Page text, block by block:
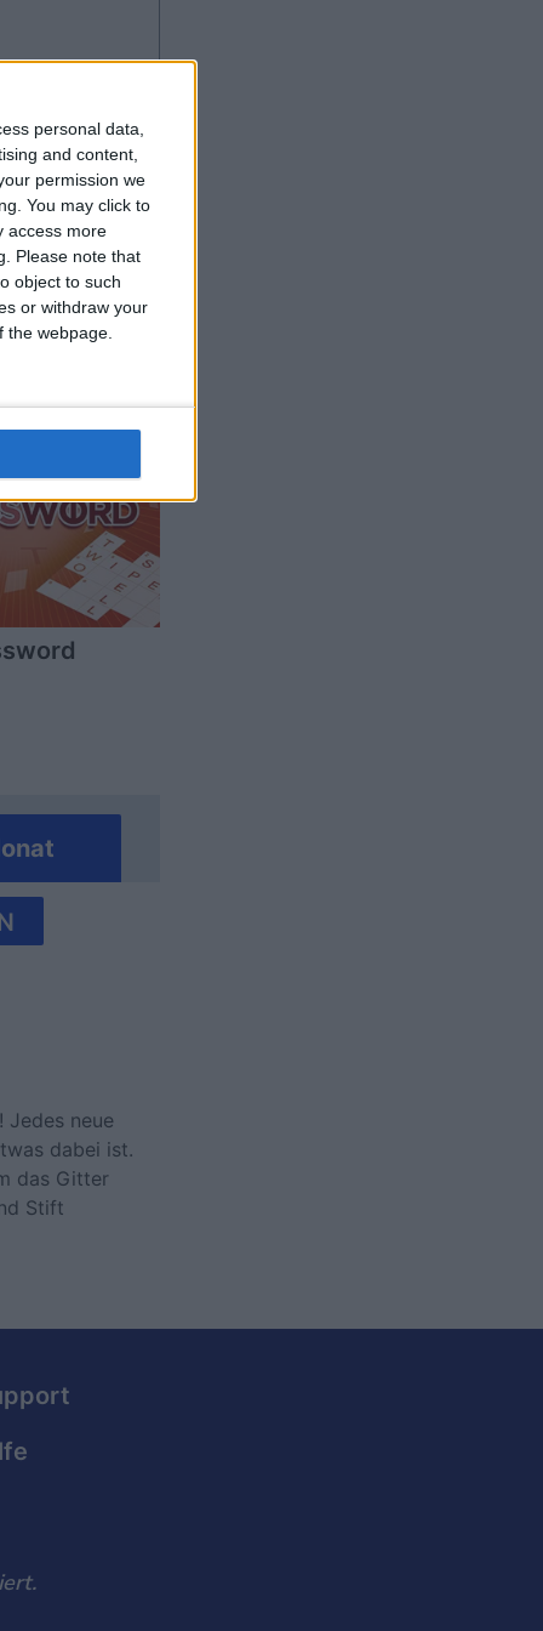
personal data,
and content,
permission we
You may click to
access more
Please note that
object to such
or withdraw your
webpage.
anzeigen
Jedes neue
dabei ist.
das Gitter
Stift